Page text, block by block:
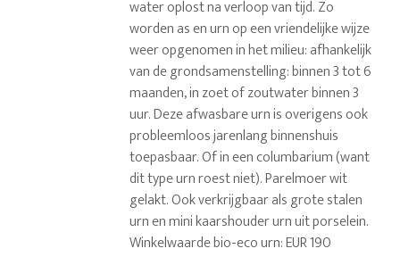
water oplost na verloop van tijd. Zo
worden as en urn op een vriendelijke wijze
weer opgenomen in het milieu: afhankelijk
van de grondsamenstelling: binnen 3 tot 6
maanden, in zoet of zoutwater binnen 3
uur. Deze afwasbare urn is overigens ook
probleemloos jarenlang binnenshuis
toepasbaar. Of in een columbarium (want
dit type urn roest niet). Parelmoer wit
gelakt. Ook verkrijgbaar als grote stalen
urn en mini kaarshouder urn uit porselein.
Winkelwaarde bio-eco urn: EUR 190